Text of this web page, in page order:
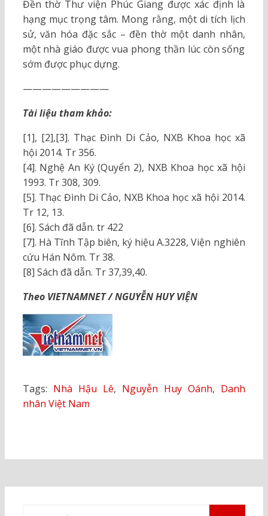
Đền thờ Thư viện Phúc Giang được xác định là
hạng mục trọng tâm. Mong rằng, một di tích lịch
sử, văn hóa đặc sắc – đền thờ một danh nhân,
một nhà giáo được vua phong thần lúc còn sống
sớm được phục dựng.
—————————
Tài liệu tham khảo:
[1], [2],[3]. Thạc Đình Di Cảo, NXB Khoa học xã
hội 2014. Tr 356.
[4]. Nghệ An Ký (Quyển 2), NXB Khoa học xã hội
1993. Tr 308, 309.
[5]. Thạc Đình Di Cảo, NXB Khoa học xã hội 2014.
Tr 12, 13.
[6]. Sách đã dẫn. tr 422
[7]. Hà Tĩnh Tập biên, ký hiệu A.3228, Viện nghiên
cứu Hán Nôm. Tr 38.
[8] Sách đã dẫn. Tr 37,39,40.
Theo VIETNAMNET / NGUYỄN HUY VIỆN
Tags: Nhà Hậu Lê, Nguyễn Huy Oánh, Danh
nhân Việt Nam